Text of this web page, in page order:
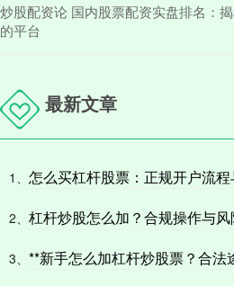
炒股配资论 国内股票配资实盘排名：
的平台
最新文章
1、 怎么买杠杆股票：正规开户流
2、 杠杆炒股怎么加？合规操作与风
3、 **新手怎么加杠杆炒股票？合法